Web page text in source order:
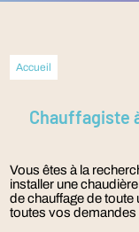
Accueil
Chauffagiste
Vous êtes à la
installer une
de chauffage de toute
toutes vos demandes